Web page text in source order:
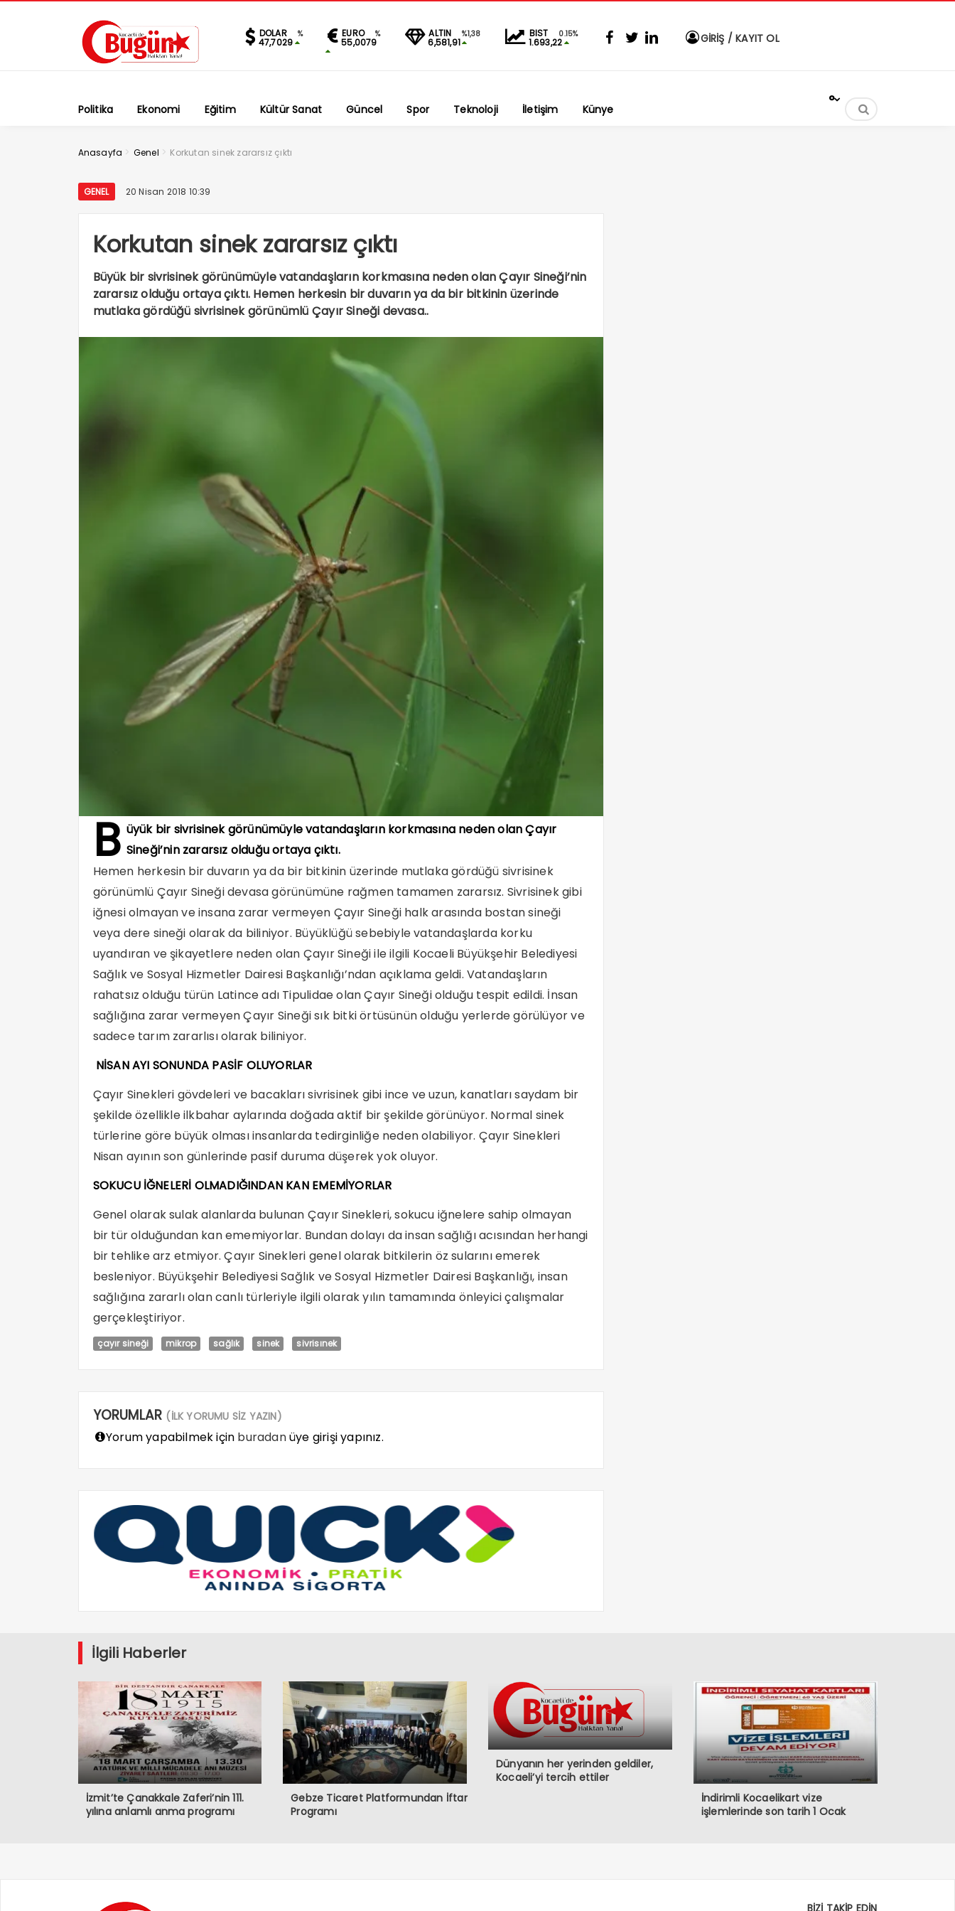
DOLAR %
47,7029
EURO %
55,0079
ALTIN %1,38
6,581,91
BIST 0.15%
1.693,22 GİRİŞ / KAYIT OL
Politika Ekonomi Eğitim Kültür Sanat Güncel Spor Teknoloji İletişim Künye
°
Anasayfa > Genel > Korkutan sinek zararsız çıktı
GENEL 20 Nisan 2018 10:39
Korkutan sinek zararsız çıktı
Büyük bir sivrisinek görünümüyle vatandaşların korkmasına neden olan Çayır Sineği’nin
zararsız olduğu ortaya çıktı. Hemen herkesin bir duvarın ya da bir bitkinin üzerinde
mutlaka gördüğü sivrisinek görünümlü Çayır Sineği devasa..
B üyük bir sivrisinek görünümüyle vatandaşların korkmasına neden olan Çayır
Sineği’nin zararsız olduğu ortaya çıktı.
Hemen herkesin bir duvarın ya da bir bitkinin üzerinde mutlaka gördüğü sivrisinek
görünümlü Çayır Sineği devasa görünümüne rağmen tamamen zararsız. Sivrisinek gibi
iğnesi olmayan ve insana zarar vermeyen Çayır Sineği halk arasında bostan sineği
veya dere sineği olarak da biliniyor. Büyüklüğü sebebiyle vatandaşlarda korku
uyandıran ve şikayetlere neden olan Çayır Sineği ile ilgili Kocaeli Büyükşehir Belediyesi
Sağlık ve Sosyal Hizmetler Dairesi Başkanlığı’ndan açıklama geldi. Vatandaşların
rahatsız olduğu türün Latince adı Tipulidae olan Çayır Sineği olduğu tespit edildi. İnsan
sağlığına zarar vermeyen Çayır Sineği sık bitki örtüsünün olduğu yerlerde görülüyor ve
sadece tarım zararlısı olarak biliniyor.
NİSAN AYI SONUNDA PASİF OLUYORLAR
Çayır Sinekleri gövdeleri ve bacakları sivrisinek gibi ince ve uzun, kanatları saydam bir
şekilde özellikle ilkbahar aylarında doğada aktif bir şekilde görünüyor. Normal sinek
türlerine göre büyük olması insanlarda tedirginliğe neden olabiliyor. Çayır Sinekleri
Nisan ayının son günlerinde pasif duruma düşerek yok oluyor.
SOKUCU İĞNELERİ OLMADIĞINDAN KAN EMEMİYORLAR
Genel olarak sulak alanlarda bulunan Çayır Sinekleri, sokucu iğnelere sahip olmayan
bir tür olduğundan kan ememiyorlar. Bundan dolayı da insan sağlığı acısından herhangi
bir tehlike arz etmiyor. Çayır Sinekleri genel olarak bitkilerin öz sularını emerek
besleniyor. Büyükşehir Belediyesi Sağlık ve Sosyal Hizmetler Dairesi Başkanlığı, insan
sağlığına zararlı olan canlı türleriyle ilgili olarak yılın tamamında önleyici çalışmalar
gerçekleştiriyor.
çayır sineği mikrop sağlık sinek sivrisınek
YORUMLAR (İLK YORUMU SİZ YAZIN)
Yorum yapabilmek için buradanüye girişi yapınız.
İlgili Haberler
İzmit’te Çanakkale Zaferi’nin 111.
yılına anlamlı anma programı
Gebze Ticaret Platformundan İftar
Programı
Dünyanın her yerinden geldiler,
Kocaeli’yi tercih ettiler
İndirimli Kocaelikart vize
işlemlerinde son tarih 1 Ocak